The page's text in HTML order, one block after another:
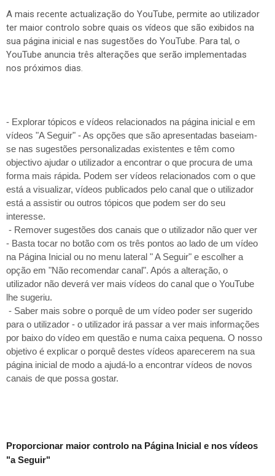
A mais recente actualização do YouTube, permite ao utilizador
ter maior controlo sobre quais os vídeos que são exibidos na
sua página inicial e nas sugestões do YouTube. Para tal, o
YouTube anuncia três alterações que serão implementadas
nos próximos dias.
- Explorar tópicos e vídeos relacionados na página inicial e em
vídeos "A Seguir" - As opções que são apresentadas baseiam-
se nas sugestões personalizadas existentes e têm como
objectivo ajudar o utilizador a encontrar o que procura de uma
forma mais rápida. Podem ser vídeos relacionados com o que
está a visualizar, vídeos publicados pelo canal que o utilizador
está a assistir ou outros tópicos que podem ser do seu
interesse.
- Remover sugestões dos canais que o utilizador não quer ver
- Basta tocar no botão com os três pontos ao lado de um vídeo
na Página Inicial ou no menu lateral " A Seguir" e escolher a
opção em "Não recomendar canal". Após a alteração, o
utilizador não deverá ver mais vídeos do canal que o YouTube
lhe sugeriu.
- Saber mais sobre o porquê de um vídeo poder ser sugerido
para o utilizador - o utilizador irá passar a ver mais informações
por baixo do vídeo em questão e numa caixa pequena. O nosso
objetivo é explicar o porquê destes vídeos aparecerem na sua
página inicial de modo a ajudá-lo a encontrar vídeos de novos
canais de que possa gostar.
Proporcionar maior controlo na Página Inicial e nos vídeos
"a Seguir"